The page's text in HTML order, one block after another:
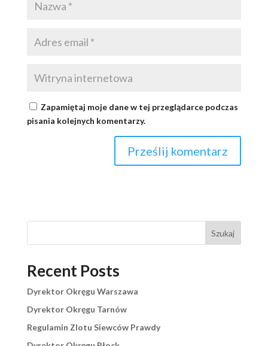
Zapamiętaj moje dane w tej przeglądarce podczas
pisania kolejnych komentarzy.
Szukaj
Recent Posts
Dyrektor Okręgu Warszawa
Dyrektor Okręgu Tarnów
Regulamin Zlotu Siewców Prawdy